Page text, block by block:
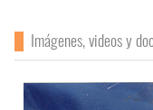
Imágenes, videos y